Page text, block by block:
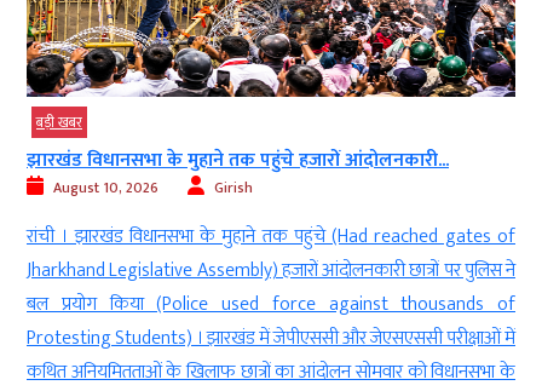
of
ने
of
में
के
बड़ी खबर
सरकार छात्र आंदोलनों पर सदन में विस्तार से...
August 10, 2026
नई दिल्ली । केंद्रीय मंत्री किरेन रिजिजू (Union Minister Kiren Rijiju) ने
कि छात्र आंदोलनों पर (On Student Movements) सरकार सदन में
से चर्चा के लिए तैयार है (Government is ready for
discussion in the House) । उन्होंने विपक्ष से अपील की कि चर्चा
सरकार के जवाब के दौरान सदन में […]